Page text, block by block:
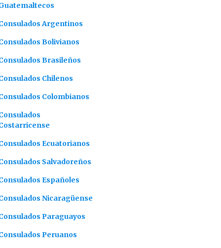
Argentinos
Bolivianos
Brasileños
Chilenos
Colombianos
Ecuatorianos
Salvadoreños
Españoles
Nicaragüense
Paraguayos
Peruanos